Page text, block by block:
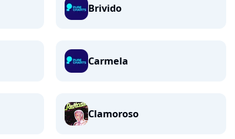
Brivido
Carmela
Clamoroso